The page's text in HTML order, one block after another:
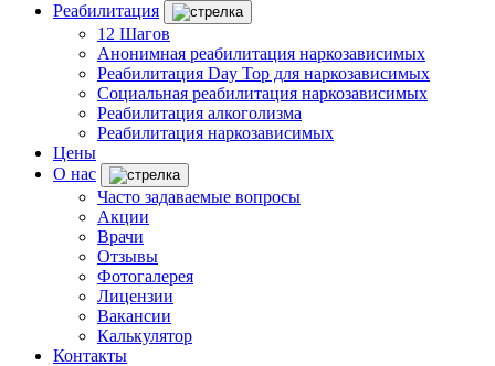
Реабилитация
12 Шагов
Анонимная реабилитация наркозависимых
Реабилитация Day Top для наркозависимых
Социальная реабилитация наркозависимых
Реабилитация алкоголизма
Реабилитация наркозависимых
Цены
О нас
Часто задаваемые вопросы
Акции
Врачи
Отзывы
Фотогалерея
Лицензии
Вакансии
Калькулятор
Контакты